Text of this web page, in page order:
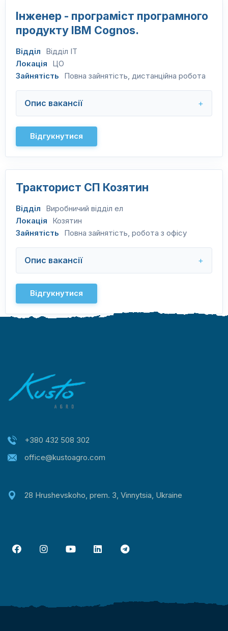
Інженер - програміст програмного
продукту IBM Cognos.
Відділ
Відділ IT
Локація
ЦО
Зайнятість
Повна зайнятість, дистанційна робота
Опис вакансії
Відгукнутися
Тракторист СП Козятин
Відділ
Виробничий відділ ел
Локація
Козятин
Зайнятість
Повна зайнятість, робота з офісу
Опис вакансії
Відгукнутися
+380 432 508 302
office@kustoagro.com
28 Hrushevskoho, prem. 3, Vinnytsia, Ukraine